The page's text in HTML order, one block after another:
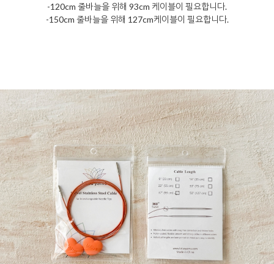
-120cm 줄바늘을 위해 93cm 케이블이 필요합니다.
-150cm 줄바늘을 위해 127cm케이블이 필요합니다.